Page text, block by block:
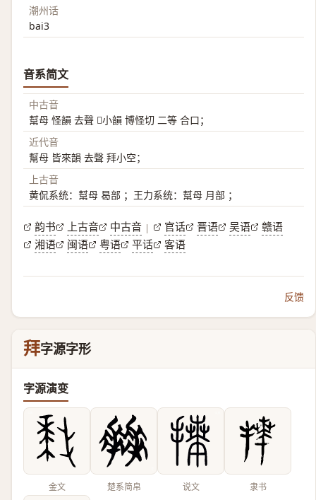
潮州话
bai3
音系简文
中古音
幫母 怪韻 去聲 𢷎小韻 博怪切 二等 合口；
近代音
幫母 皆來韻 去聲 拜小空；
上古音
黄侃系统：幫母 曷部 ；王力系统：幫母 月部 ；
韵书 上古音 中古音 | 官话 晋语 吴语
赣语
湘语
闽语 粤语 平话 客语
反馈
拜字源字形
字源演变
金文 楚系简帛 说文 隶书